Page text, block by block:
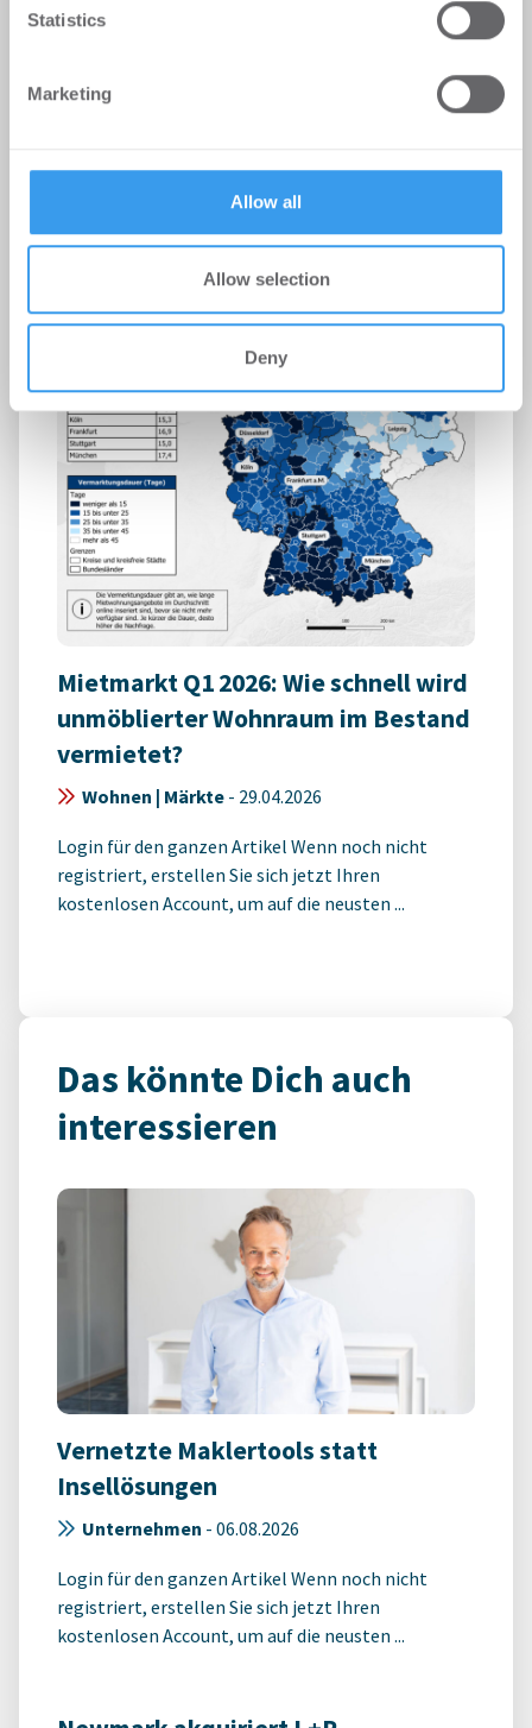
We use cookies to personalise content and ads, to
provide social media features and to analyse our traffic.
our social media, advertising and analytics partners who
Statistics
Marketing
Allow all
Allow selection
Deny
Login für den ganzen Artikel Wenn noch nicht
Mietmarkt Q1 2026: Wie schnell wird
unmöblierter Wohnraum im Bestand
vermietet?
Wohnen | Märkte - 29.04.2026
Login für den ganzen Artikel Wenn noch nicht
registriert, erstellen Sie sich jetzt Ihren
kostenlosen Account, um auf die neusten ...
Das könnte Dich auch
interessieren
Vernetzte Maklertools statt
Insellösungen
Unternehmen - 06.08.2026
Login für den ganzen Artikel Wenn noch nicht
registriert, erstellen Sie sich jetzt Ihren
kostenlosen Account, um auf die neusten ...